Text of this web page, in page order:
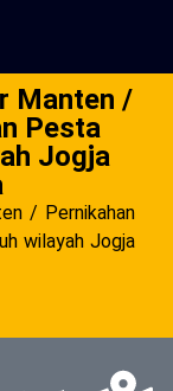
Manten /
Pesta
Jogja
/ Pernikahan
wilayah Jogja